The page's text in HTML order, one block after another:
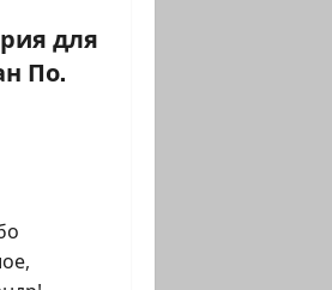
для
По.